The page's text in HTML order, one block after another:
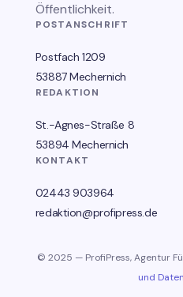
Öffentlichkeit.
POSTANSCHRIFT
Postfach 1209
53887 Mechernich
REDAKTION
St.-Agnes-Straße 8
53894 Mechernich
KONTAKT
02443 903964
redaktion@profipress.de
© 2025 — ProfiPress, Agentur
und